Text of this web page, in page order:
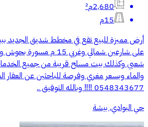
2,680م²
15م
على شارعين شمالي وغربي 15
شعبي وكذلك بيت مسلح قريبة من جميع الخدمات
والماء وبسعر مغري وفرصة للباحثين عن العقار
0548343677 ‼️‼️ وبالله التوفيق ..
حي البوادي, بيشة